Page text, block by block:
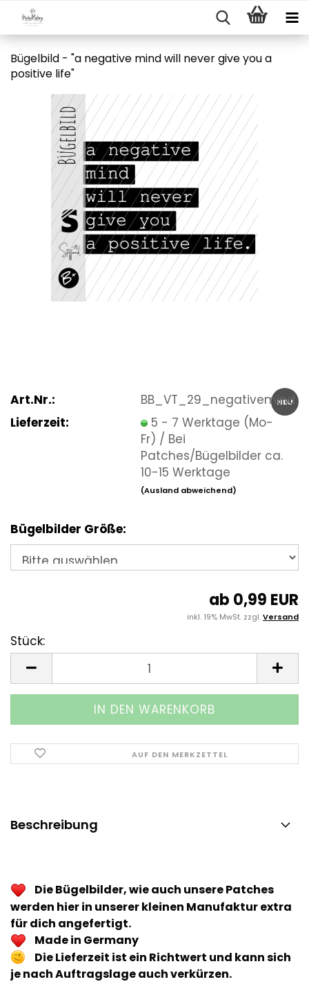
Bügelbild - "a negative mind will never give you a
positive life"
NEU
Art.Nr.:
BB_VT_29_negativemind
Lieferzeit:
5 - 7 Werktage (Mo-
Fr) / Bei
Patches/Bügelbilder ca.
10-15 Werktage
(Ausland abweichend)
Bügelbilder Größe:
ab 0,99 EUR
inkl. 19% MwSt. zzgl.Versand
Stück:
AUF DEN MERKZETTEL
Beschreibung
Die Bügelbilder, wie auch unsere Patches
werden hier in unserer kleinen Manufaktur extra
für dich angefertigt.
Made in Germany
Die Lieferzeit ist ein Richtwert und kann sich
je nach Auftragslage auch verkürzen.